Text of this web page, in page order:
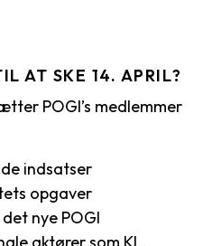
AT SKE 14. APRIL?
POGI’s medlemmer
indsatser
opgaver
nye POGI